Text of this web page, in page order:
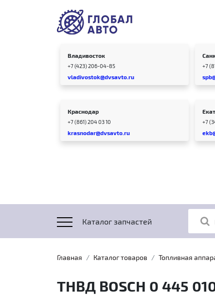
Владивосток
+7 (423) 206-04-85
vladivostok@dvsavto.ru
+7
Краснодар
+7 (861) 204 03 10
krasnodar@dvsavto.ru
+7
Каталог запчастей
Главная Каталог товаров Топливная
ТНВД BOSCH 0 445